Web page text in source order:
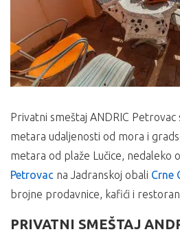
Privatni smeštaj ANDRIC Petrovac
metara udaljenosti od mora i
metara od plaže Lučice, nedaleko
Petrovac na Jadranskoj obali Crne
brojne prodavnice, kafići i
PRIVATNI SMEŠTAJ